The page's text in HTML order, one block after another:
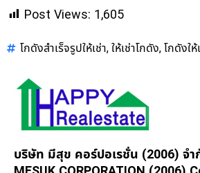
Post Views: 1,605
โกดังสำเร็จรูปให้เช่า, ให้เช่าโกดัง, โกดังให้
บริษัท มีสุข คอร์ปอเรชั่น (2006) จำ